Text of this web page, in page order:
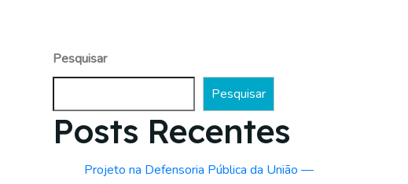
Pesquisar
Pesquisar
Posts Recentes
Projeto na Defensoria Pública da União —